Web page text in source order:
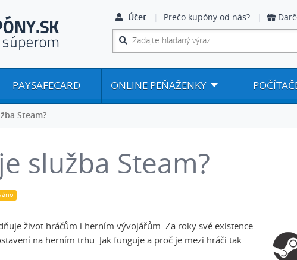
Účet Prečo kupóny od nás?
PAYSAFECARD ONLINE PEŇAŽENKY
Steam?
služba Steam?
život hráčům i herním vývojářům. Za roky své existence
na herním trhu. Jak funguje a proč je mezi hráči tak